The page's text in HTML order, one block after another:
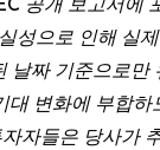
성으로 인해 실
짜 기준으로만
변화에 부합하
자들은 당사가